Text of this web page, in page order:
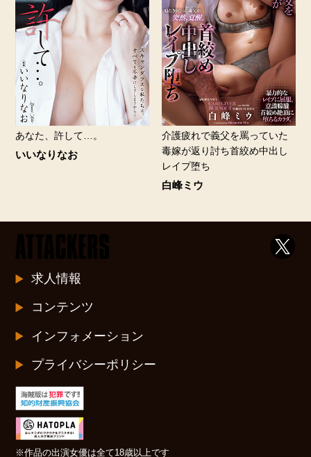
あなた、許して…。
いいなりなお
介護疲れで義父を罵っていた
毒嫁が返り討ち首絞め中出し
レイプ堕ち
白峰ミウ
求人情報
コンテンツ
インフォメーション
プライバシーポリシー
※作品の出演女優は全て18歳以上です